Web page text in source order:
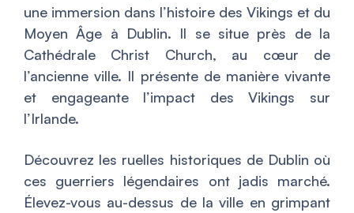
une immersion dans l’histoire des Vikings et du
Moyen Âge à Dublin. Il se situe près de la
Cathédrale Christ Church, au cœur de
l’ancienne ville. Il présente de manière vivante
et engageante l’impact des Vikings sur
l’Irlande.
Découvrez les ruelles historiques de Dublin où
ces guerriers légendaires ont jadis marché.
Élevez-vous au-dessus de la ville en grimpant